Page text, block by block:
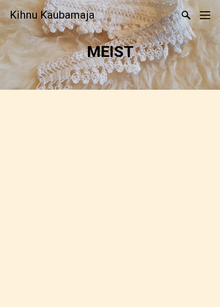
Kihnu Kaubamaja
MEIST